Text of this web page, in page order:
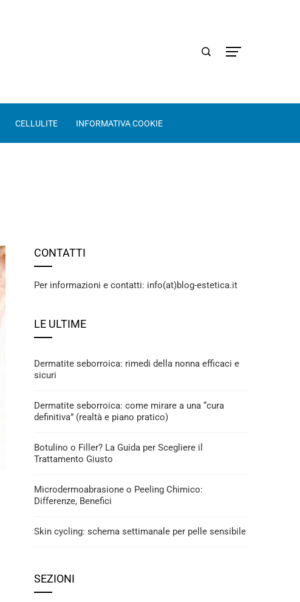
CELLULITE INFORMATIVA COOKIE
CONTATTI
Per informazioni e contatti: info(at)blog-estetica.it
LE ULTIME
Dermatite seborroica: rimedi della nonna efficaci e
sicuri
Dermatite seborroica: come mirare a una “cura
definitiva” (realtà e piano pratico)
Botulino o Filler? La Guida per Scegliere il
Trattamento Giusto
Microdermoabrasione o Peeling Chimico:
Differenze, Benefici
Skin cycling: schema settimanale per pelle sensibile
SEZIONI